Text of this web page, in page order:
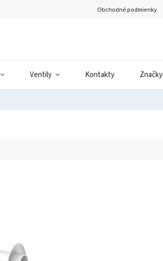
Obchodné podmienky
Ventily Kontakty Značky